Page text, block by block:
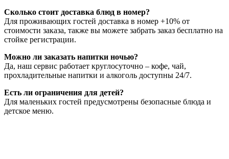
Сколько стоит доставка блюд в номер?
Для проживающих гостей доставка в номер +10% от
стоимости заказа, также вы можете забрать заказ бесплатно на
стойке регистрации.
Можно ли заказать напитки ночью?
Да, наш сервис работает круглосуточно – кофе, чай,
прохладительные напитки и алкоголь доступны 24/7.
Есть ли ограничения для детей?
Для маленьких гостей предусмотрены безопасные блюда и
детское меню.